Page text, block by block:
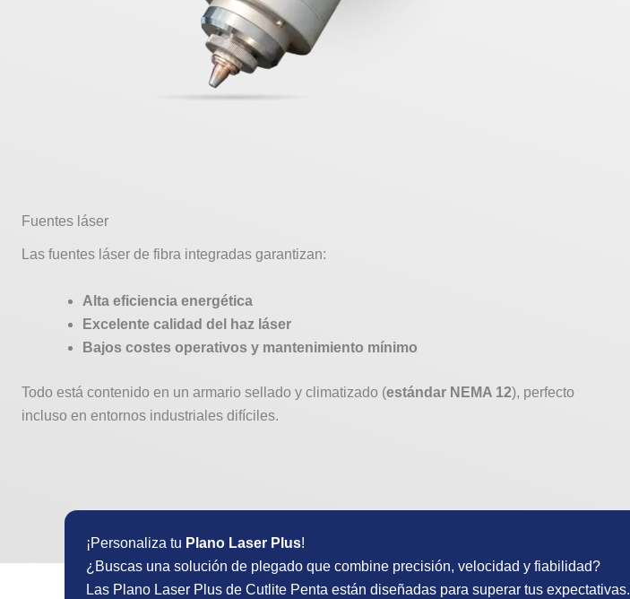
Fuentes láser
Las fuentes láser de fibra integradas garantizan:
Alta eficiencia energética
Excelente calidad del haz láser
Bajos costes operativos y mantenimiento mínimo
Todo está contenido en un armario sellado y climatizado (estándar NEMA 12), perfecto
incluso en entornos industriales difíciles.
¡Personaliza tu Plano Laser Plus!
¿Buscas una solución de plegado que combine precisión, velocidad y fiabilidad?
Las Plano Laser Plus de Cutlite Penta están diseñadas para superar tus expectativas.